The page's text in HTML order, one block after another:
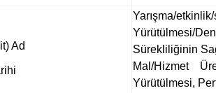
Ad
Yarışma/
Yürütülmesi/
Sürekliliğinin
Mal/Hizmet
Yürütülmesi,